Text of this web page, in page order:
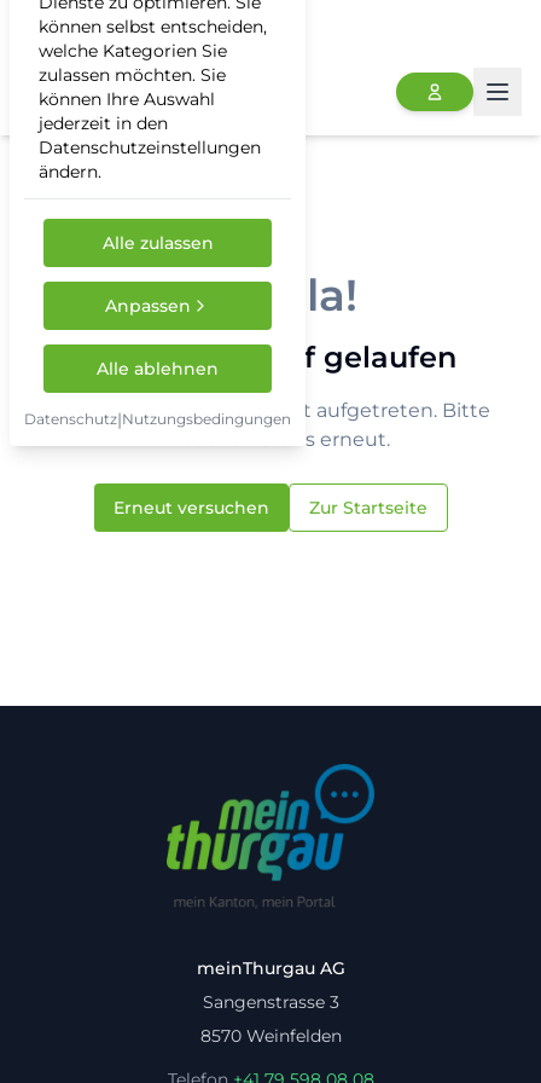
Hoppla!
Etwas ist schief gelaufen
Ein unerwarteter Fehler ist aufgetreten. Bitte
versuchen Sie es erneut.
Erneut versuchen Zur Startseite
meinThurgau AG
Sangenstrasse 3
8570 Weinfelden
können selbst entscheiden,
welche Kategorien Sie
zulassen möchten. Sie
können Ihre Auswahl
jederzeit in den
Datenschutzeinstellungen
ändern.
Alle zulassen
Anpassen
Alle ablehnen
Datenschutz|Nutzungsbedingungen